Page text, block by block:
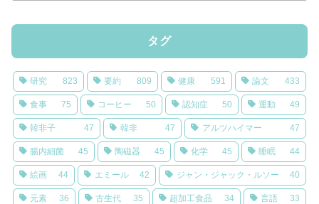
タグ
研究 823 要約 809 健康 591 論文 433
食事 75 コーヒー 50 認知症 50 運動 49
韓非子 47 韓非 47 アルツハイマー 47
腸内細菌 45 陶磁器 45 化学 45 睡眠 44
絵画 44 エミール 42 ジャン・ジャック・ルソー 40
元素 36 古生代 35 超加工食品 34 言語 33